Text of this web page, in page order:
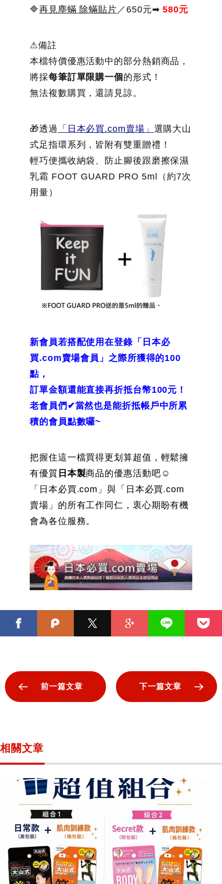
🔷再見塵蟎 除蟎貼片 ／650元➡580元
⚠備註
本檔特價優惠活動中的部分熱銷商品，
將採每筆訂單限購一個 的形式！
無法複數購買，還請見諒。
🎁透過 「日本必買.com賣場」 選購大山
式足指環系列，皆附有雙重贈禮！
輕巧便攜收納袋、防止腳後跟磨擦保濕
乳霜 FOOT GUARD PRO 5ml（約7次
用量）
新會員若搭配使用在登錄「日本必
買.com賣場會員」之際所獲得的100
點，
訂單金額還能直接再折抵台幣100元！
老會員們✔當然也是能折抵帳戶中所累
積的會員點數囉~
把握住這一檔買得更划算超值，輕鬆擁
有優質 日本製商品的優惠活動吧☺
「日本必買.com」與「日本必買.com
賣場」的所有工作同仁，衷心期盼有機
會為各位服務。
前一篇文章 下一篇文章
相關文章